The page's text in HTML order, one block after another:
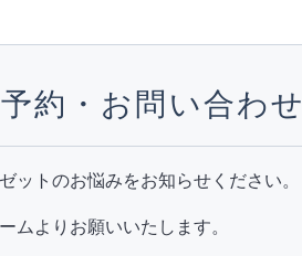
約・お問い合わせ
ットのお悩みをお知らせください。
ムよりお願いいたします。